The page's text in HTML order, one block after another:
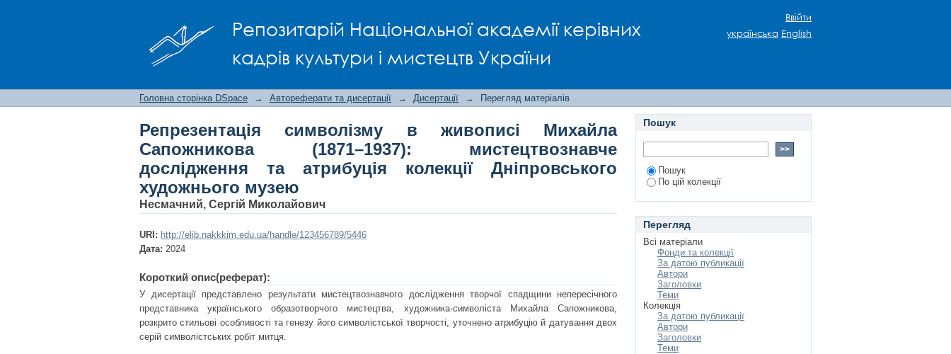
Репозитарій Національної академії керівних
кадрів культури і мистецтв України
Репрезентація символізму в живописі Михайла Сапожникова (1871–1937):
мистецтвознавче дослідження та атрибуція колекції Дніпровського
художнього музею
Ввійти
українська English
Головна сторінка DSpace → Автореферати та дисертації → Дисертації → Перегляд матеріалів
Репрезентація символізму в живописі Михайла
Сапожникова (1871–1937): мистецтвознавче
дослідження та атрибуція колекції Дніпровського
художнього музею
Несмачний, Сергій Миколайович
URI: http://elib.nakkkim.edu.ua/handle/123456789/5446
Дата: 2024
Короткий опис(реферат):
У дисертації представлено результати мистецтвознавчого дослідження творчої спадщини непересічного
представника українського образотворчого мистецтва, художника-символіста Михайла Сапожникова,
розкрито стильові особливості та генезу його символістської творчості, уточнено атрибуцію й датування двох
серій символістських робіт митця.
Пошук
Пошук
По цій колекції
Перегляд
Всі матеріали
Фонди та колекції
За датою публикації
Автори
Заголовки
Теми
Колекція
За датою публикації
Автори
Заголовки
Теми